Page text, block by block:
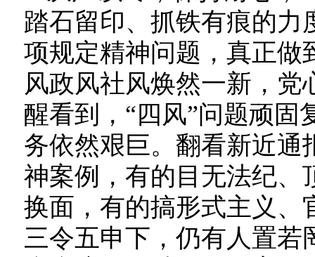
踏石留印、抓铁有痕的
项规定精神问题，真正做
风政风社风焕然一新，
醒看到，“四风”问题顽固
务依然艰巨。翻看新近通
神案例，有的目无法纪、
换面，有的搞形式主义
三令五申下，仍有人置若